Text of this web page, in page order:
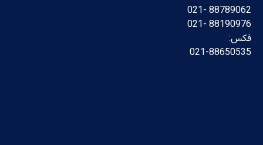
88789062 -021
88190976 -021
فکس:
021-88650535